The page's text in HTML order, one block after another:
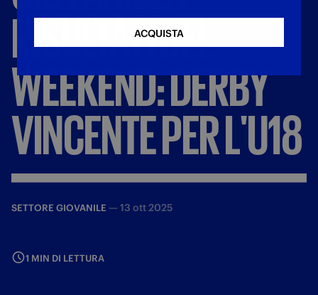
RISULTATIDEL
WEEKEND:DERBY
VINCENTEPERL'U18
SETTORE GIOVANILE — 13 ott 2025
1 MIN DI LETTURA
ACQUISTA